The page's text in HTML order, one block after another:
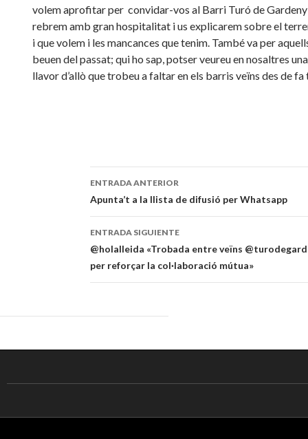
volem aprofitar per convidar-vos al Barri Turó de Gardeny
rebrem amb gran hospitalitat i us explicarem sobre el
i que volem i les mancances que tenim. També va per
beuen del passat; qui ho sap, potser veureu en nosaltres
llavor d’allò que trobeu a faltar en els barris veïns des de fa
Navegación
de
entradas
ENTRADA ANTERIOR
Apunta’t a la llista de difusió per Whatsapp
ENTRADA SIGUIENTE
@holalleida «Trobada entre veïns
per reforçar la col·laboració mútua»